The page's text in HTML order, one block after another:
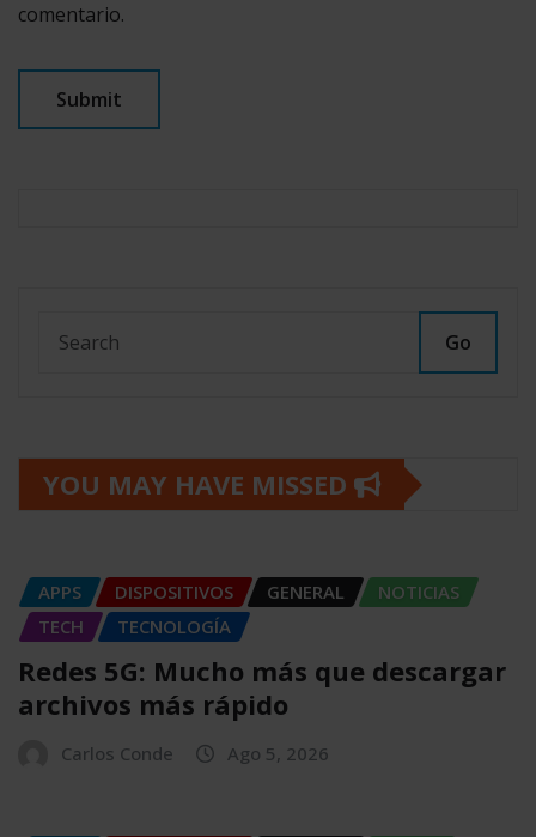
comentario.
Go
YOU MAY HAVE MISSED
APPS DISPOSITIVOS GENERAL
NOTICIAS
TECH
TECNOLOGÍA
Redes 5G: Mucho más que descargar
archivos más rápido
Carlos Conde Ago 5, 2026